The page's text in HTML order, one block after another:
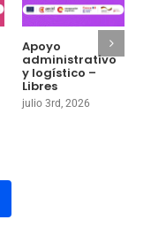
Apoyo
administrativo
y logístico –
Libres
julio 3rd, 2026